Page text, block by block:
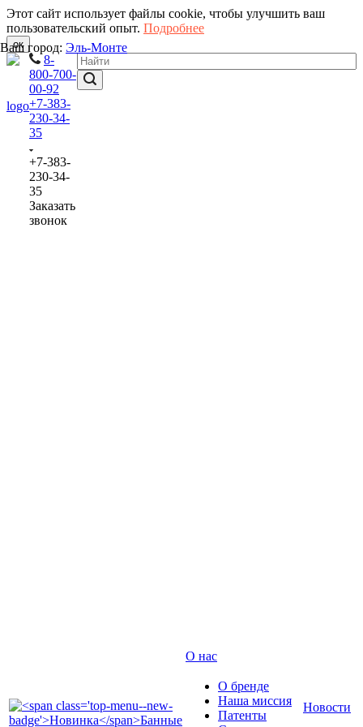
Этот сайт использует файлы cookie, чтобы улучшить ваш
пользовательский опыт. Подробнее
ок
8-
800-700-
00-92
+7-383-
230-34-
35
+7-383-
230-34-
35
Заказать
звонок
Ваш город: Эль-Монте
О нас
О бренде
Наша миссия
Патенты
Новости